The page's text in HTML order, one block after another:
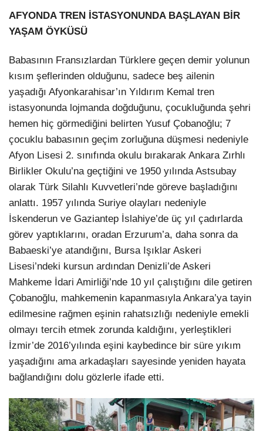
AFYONDA TREN İSTASYONUNDA BAŞLAYAN BİR
YAŞAM ÖYKÜSÜ
Babasının Fransızlardan Türklere geçen demir yolunun
kısım şeflerinden olduğunu, sadece beş ailenin
yaşadığı Afyonkarahisar’ın Yıldırım Kemal tren
istasyonunda lojmanda doğduğunu, çocukluğunda şehri
hemen hiç görmediğini belirten Yusuf Çobanoğlu; 7
çocuklu babasının geçim zorluğuna düşmesi nedeniyle
Afyon Lisesi 2. sınıfında okulu bırakarak Ankara Zırhlı
Birlikler Okulu’na geçtiğini ve 1950 yılında Astsubay
olarak Türk Silahlı Kuvvetleri’nde göreve başladığını
anlattı. 1957 yılında Suriye olayları nedeniyle
İskenderun ve Gaziantep İslahiye’de üç yıl çadırlarda
görev yaptıklarını, oradan Erzurum’a, daha sonra da
Babaeski’ye atandığını, Bursa Işıklar Askeri
Lisesi’ndeki kursun ardından Denizli’de Askeri
Mahkeme İdari Amirliği’nde 10 yıl çalıştığını dile getiren
Çobanoğlu, mahkemenin kapanmasıyla Ankara’ya tayin
edilmesine rağmen eşinin rahatsızlığı nedeniyle emekli
olmayı tercih etmek zorunda kaldığını, yerleştikleri
İzmir’de 2016’yılında eşini kaybedince bir süre yıkım
yaşadığını ama arkadaşları sayesinde yeniden hayata
bağlandığını dolu gözlerle ifade etti.